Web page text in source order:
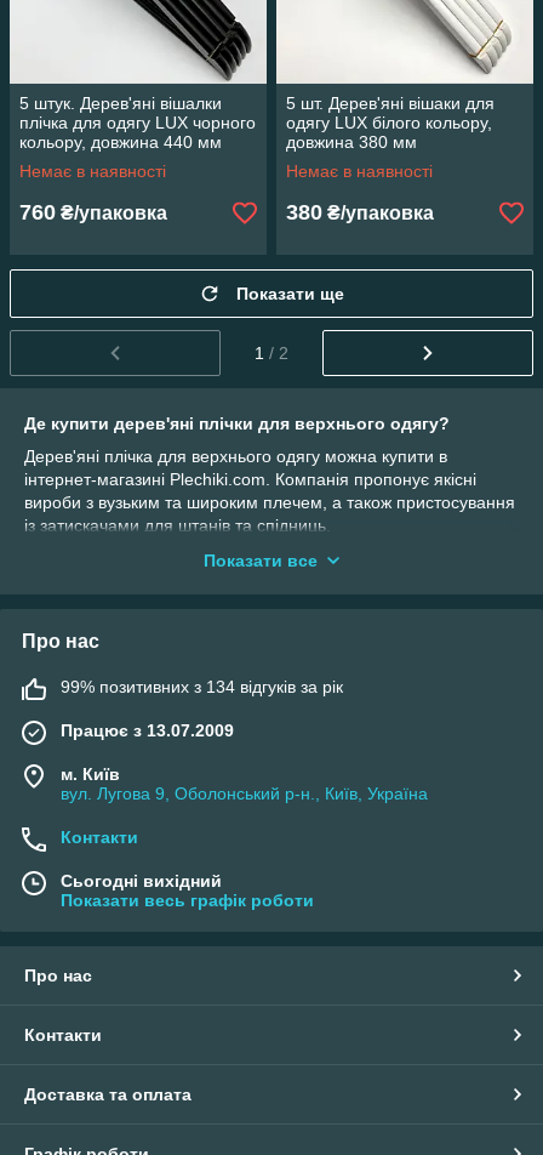
5 штук. Дерев'яні вішалки
плічка для одягу LUX чорного
кольору, довжина 440 мм
Немає в наявності
760 ₴/упаковка
5 шт. Дерев'яні вішаки для
одягу LUX білого кольору,
довжина 380 мм
Немає в наявності
380 ₴/упаковка
Показати ще
1 / 2
Де купити дерев'яні плічки для верхнього одягу?
Дерев'яні плічка для верхнього одягу можна купити в
інтернет-магазині Plechiki.com. Компанія пропонує якісні
вироби з вузьким та широким плечем, а також пристосування
із затискачами для штанів та спідниць.
Як зробити дерев'яні плічки для верхнього одягу?
також металевий гачок, який у ній має бути надійно
Як відремонтувати дерев'яні плічка для верхнього
Слабким місцем дерев'яних плічок є гачок. Щоб повернути
його на місце, вам знадобиться просвердлити круглий отвір у
профілі вішака. Встановіть гачок і закріпіть нижній кінець за
Показати все
Про нас
99% позитивних з 134 відгуків за рік
Працює з 13.07.2009
м. Київ
вул. Лугова 9, Оболонський р-н., Київ, Україна
Контакти
Сьогодні вихідний
Показати весь графік роботи
Про нас
Контакти
Доставка та оплата